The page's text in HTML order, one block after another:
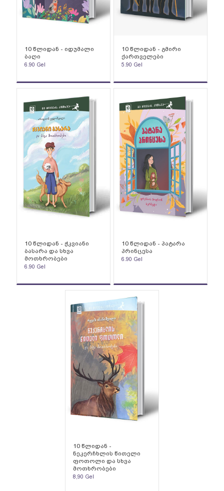
10 წლიდან - იდუმალი
ბაღი
6.90 Gel
10 წლიდან - გმირი
ქართველები
5.90 Gel
10 წლიდან - ჭკვიანი
ბასარა და სხვა
მოთხრობები
6.90 Gel
10 წლიდან - პატარა
პრინცესა
6.90 Gel
10 წლიდან -
ნეკერჩხლის წითელი
ფოთოლი და სხვა
მოთხრობები
8,90 Gel